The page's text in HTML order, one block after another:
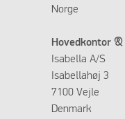
Norge
Hovedkontor
Isabella A/S
Isabellahøj 3
7100 Vejle
Denmark